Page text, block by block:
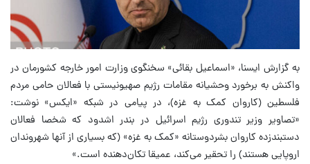
به گزارش ایسنا، «اسماعیل بقائی» سخنگوی وزارت امور خارجه کشورمان در
واکنش به برخورد وحشیانه مقامات رژیم صهیونیستی با فعالان حامی مردم
فلسطین (کاروان کمک به غزه)، در پیامی در شبکه «ایکس» نوشت:
«تصاویر وزیر تندوری رژیم اسرائیل در بندر اشدود که شخصا فعالان
دستبندزده کاروان بشردوستانه «کمک به غزه» (که بسیاری از آنها شهروندان
اروپایی هستند) را تحقیر می‌کند، عمیقا تکان‌دهنده است.»